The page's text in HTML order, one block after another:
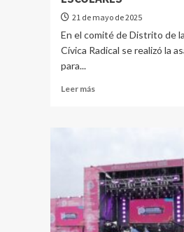
21 de mayo de 2025
En el comité de Distrito de
Cívica Radical se realizó la
para...
Leer más